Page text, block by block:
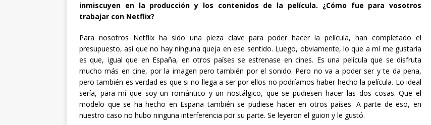
inmiscuyen en la producción y los contenidos de la película. ¿Cómo fue para vosotros
trabajar con Netflix?
Para nosotros Netflix ha sido una pieza clave para poder hacer la película, han completado el
presupuesto, así que no hay ninguna queja en ese sentido. Luego, obviamente, lo que a mí me gustaría
es que, igual que en España, en otros países se estrenase en cines. Es una película que se disfruta
mucho más en cine, por la imagen pero también por el sonido. Pero no va a poder ser y te da pena,
pero también es verdad es que si no llega a ser por ellos no podríamos haber hecho la película. Lo ideal
sería, para mí que soy un romántico y un nostálgico, que se pudiesen hacer las dos cosas. Que el
modelo que se ha hecho en España también se pudiese hacer en otros países. A parte de eso, en
nuestro caso no hubo ninguna interferencia por su parte. Se leyeron el guion y le gustó.